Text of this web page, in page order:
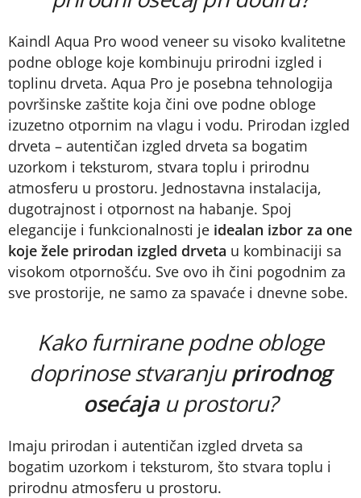
Kaindl Aqua Pro wood veneer su visoko kvalitetne
podne obloge koje kombinuju prirodni izgled i
toplinu drveta. Aqua Pro je posebna tehnologija
površinske zaštite koja čini ove podne obloge
izuzetno otpornim na vlagu i vodu. Prirodan izgled
drveta – autentičan izgled drveta sa bogatim
uzorkom i teksturom, stvara toplu i prirodnu
atmosferu u prostoru. Jednostavna instalacija,
dugotrajnost i otpornost na habanje. Spoj
elegancije i funkcionalnosti je idealan izbor za one
koje žele prirodan izgled drveta u kombinaciji sa
visokom otpornošću. Sve ovo ih čini pogodnim za
sve prostorije, ne samo za spavaće i dnevne sobe.
Kako furnirane podne obloge
doprinose stvaranjuprirodnog
osećajau prostoru?
Imaju prirodan i autentičan izgled drveta sa
bogatim uzorkom i teksturom, što stvara toplu i
prirodnu atmosferu u prostoru.